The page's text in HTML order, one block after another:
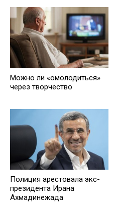
Можно ли «омолодиться»
через творчество
Полиция арестовала экс-
президента Ирана
Ахмадинежада